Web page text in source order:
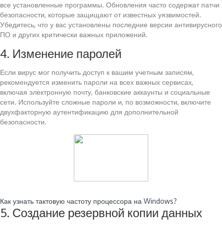
все установленные программы. Обновления часто содержат патчи
безопасности, которые защищают от известных уязвимостей.
Убедитесь, что у вас установлены последние версии антивирусного
ПО и других критически важных приложений.
4. Изменение паролей
Если вирус мог получить доступ к вашим учетным записям,
рекомендуется изменить пароли на всех важных сервисах,
включая электронную почту, банковские аккаунты и социальные
сети. Используйте сложные пароли и, по возможности, включите
двухфакторную аутентификацию для дополнительной
безопасности.
Как узнать тактовую частоту процессора на Windows?
5. Создание резервной копии данных